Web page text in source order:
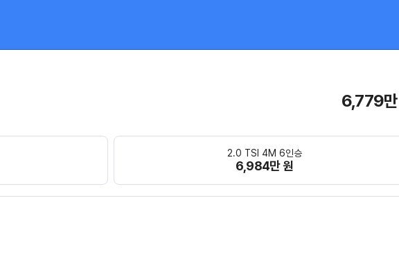
6,779
2.0 TSI 4M 6인승
6,984만 원